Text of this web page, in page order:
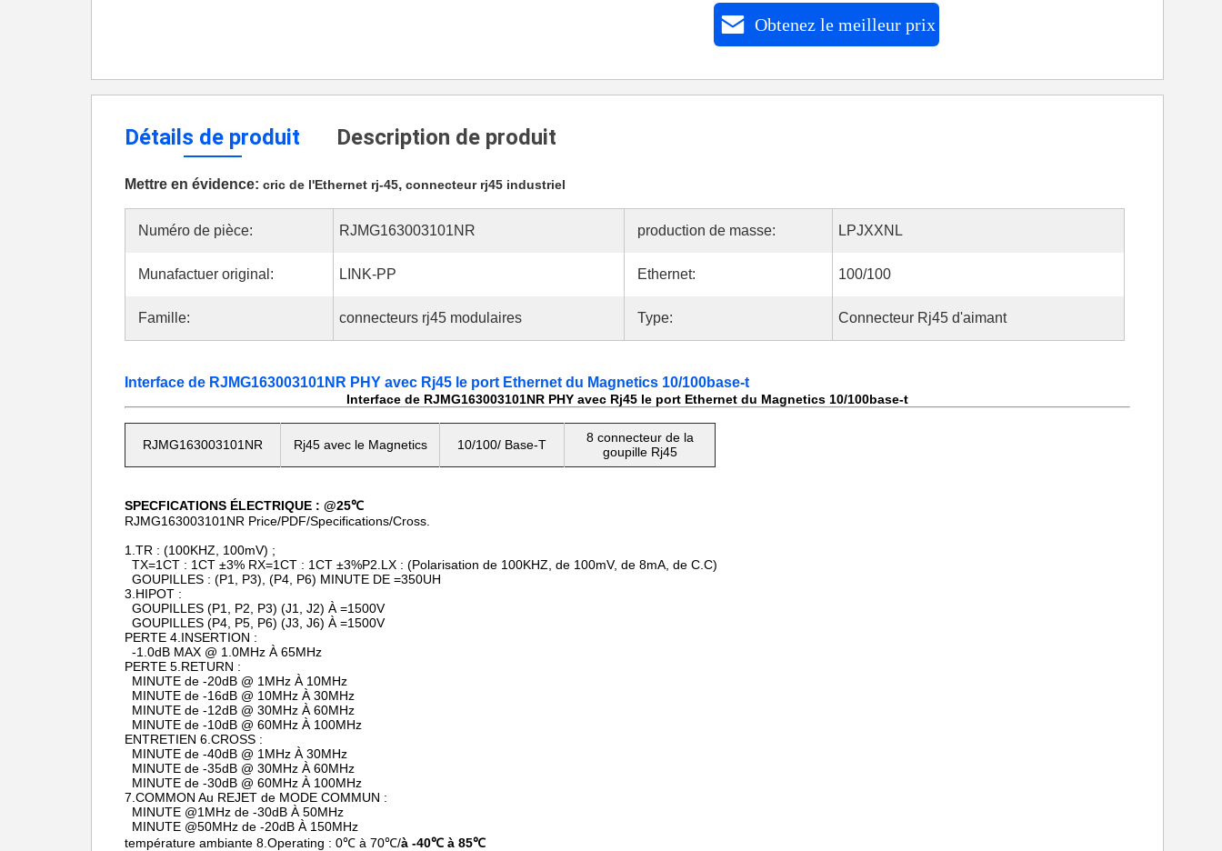
Obtenez le meilleur prix
Détails de produit Description de produit
Mettre en évidence: cric de l'Ethernet rj-45, connecteur rj45 industriel
Numéro de pièce: RJMG163003101NR production de masse: LPJXXNL
Munafactuer original: LINK-PP Ethernet: 100/100
Famille: connecteurs rj45 modulaires Type: Connecteur Rj45 d'aimant
Interface de RJMG163003101NR PHY avec Rj45 le port Ethernet du Magnetics 10/100base-t
Interface de RJMG163003101NR PHY avec Rj45 le port Ethernet du Magnetics 10/100base-t
RJMG163003101NR Rj45 avec le Magnetics 10/100/ Base-T
8 connecteur de la
goupille Rj45
SPECFICATIONS ÉLECTRIQUE : @25℃
RJMG163003101NR Price/PDF/Specifications/Cross.
1.TR : (100KHZ, 100mV) ;
TX=1CT : 1CT ±3% RX=1CT : 1CT ±3%P2.LX : (Polarisation de 100KHZ, de 100mV, de 8mA, de C.C)
GOUPILLES : (P1, P3), (P4, P6) MINUTE DE =350UH
3.HIPOT :
GOUPILLES (P1, P2, P3) (J1, J2) À =1500V
GOUPILLES (P4, P5, P6) (J3, J6) À =1500V
PERTE 4.INSERTION :
-1.0dB MAX @ 1.0MHz À 65MHz
PERTE 5.RETURN :
MINUTE de -20dB @ 1MHz À 10MHz
MINUTE de -16dB @ 10MHz À 30MHz
MINUTE de -12dB @ 30MHz À 60MHz
MINUTE de -10dB @ 60MHz À 100MHz
ENTRETIEN 6.CROSS :
MINUTE de -40dB @ 1MHz À 30MHz
MINUTE de -35dB @ 30MHz À 60MHz
MINUTE de -30dB @ 60MHz À 100MHz
7.COMMON Au REJET de MODE COMMUN :
MINUTE @1MHz de -30dB À 50MHz
MINUTE @50MHz de -20dB À 150MHz
température ambiante 8.Operating : 0℃ à 70℃/à -40℃ à 85℃